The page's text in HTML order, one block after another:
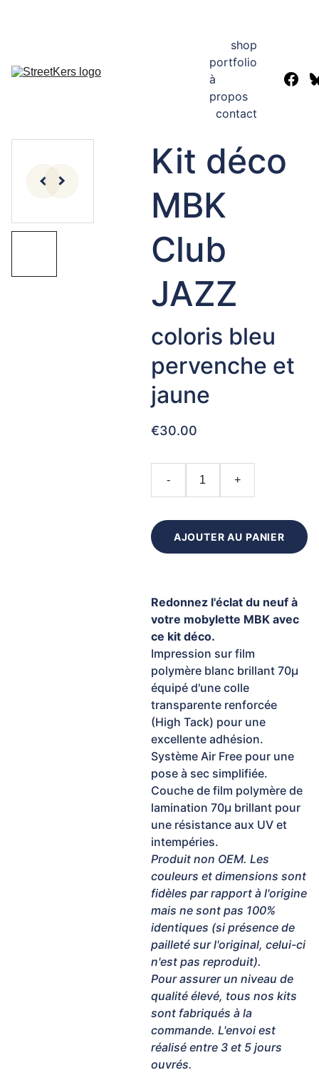
shop
portfolio
à
propos
contact
Kit déco
MBK
Club
JAZZ
coloris bleu
pervenche et
jaune
€30.00
- +
AJOUTER AU PANIER
Redonnez l'éclat du neuf à
votre mobylette MBK avec
ce kit déco.
Impression sur film
polymère blanc brillant 70µ
équipé d'une colle
transparente renforcée
(High Tack) pour une
excellente adhésion.
Système Air Free pour une
pose à sec simplifiée.
Couche de film polymère de
lamination 70µ brillant pour
une résistance aux UV et
intempéries.
Produit non OEM. Les
couleurs et dimensions sont
fidèles par rapport à l'origine
mais ne sont pas 100%
identiques (si présence de
pailleté sur l'original, celui-ci
n'est pas reproduit).
Pour assurer un niveau de
qualité élevé, tous nos kits
sont fabriqués à la
commande. L'envoi est
réalisé entre 3 et 5 jours
ouvrés.